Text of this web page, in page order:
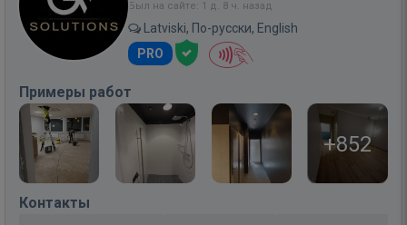
Был на сайте: 1 д. 8 ч. назад
Latviski, По-русски, English
PRO
Примеры работ
+852
Контакты